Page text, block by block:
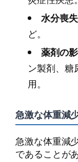
水分喪失
ど。
薬剤の
ン製剤、糖
用。
急激な体重減
急激な体重減
であることが